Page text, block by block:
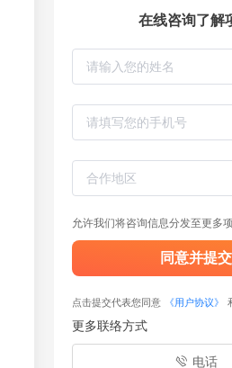
在线咨询了解
允许我们将咨询信息分发至更多
同意并提交
点击提交代表您同意 《用户协议》
更多联络方式
电话